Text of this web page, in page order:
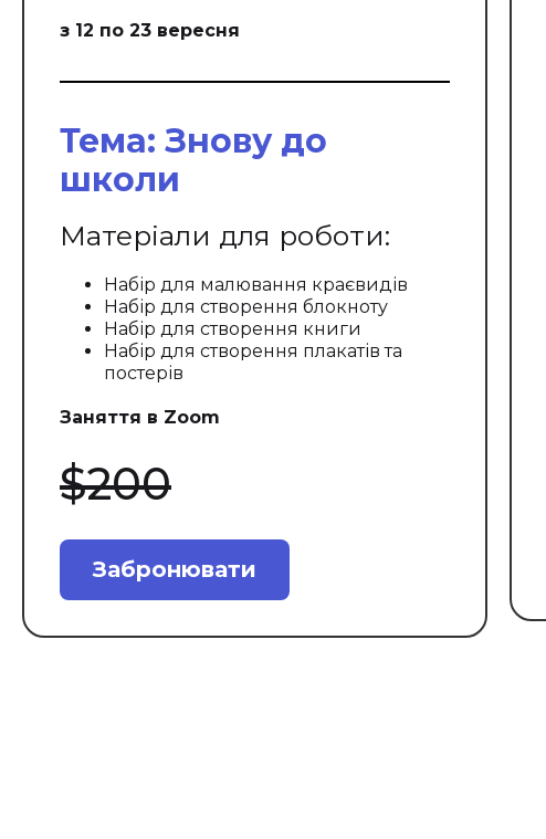
з 12 по 23 вересня
Тема: Знову до
школи
Матеріали для роботи:
Набір для малювання краєвидів
Набір для створення блокноту
Набір для створення книги
Набір для створення плакатів та
постерів
Заняття в Zoom
$200
Забронювати